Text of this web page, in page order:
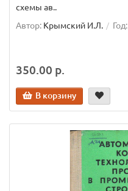
схемы ав..
Автор: Крымский И.Л. Год:
350.00 р.
В корзину